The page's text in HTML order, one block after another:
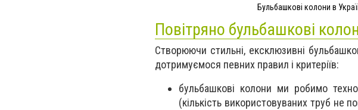
Бульбашкові колони в
Повітряно бульбашкові
Створюючи стильні, ексклюзивні
дотримуємося певних правил і критеріїв:
бульбашкові колони ми робимо
(кількість використовуваних труб не